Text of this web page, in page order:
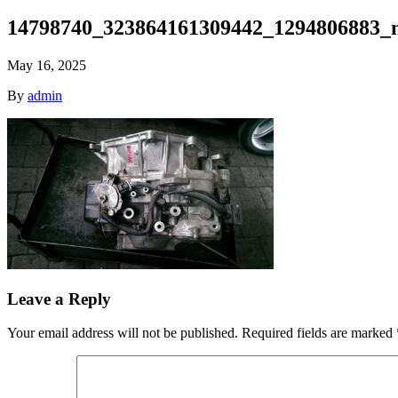
May 16, 2025
By admin
Leave a Reply
Your email address will not be published. Required fields are marked